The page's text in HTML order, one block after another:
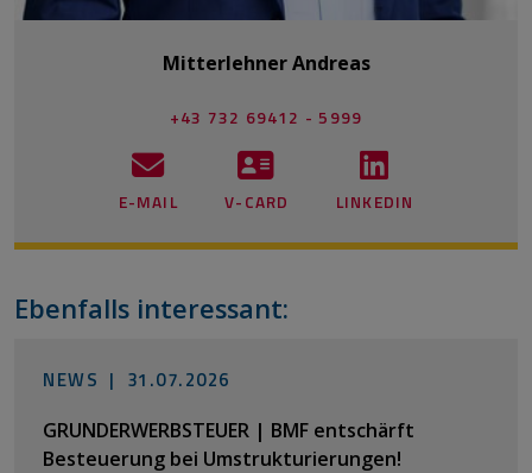
Mitterlehner Andreas
+43 732 69412 - 5999
E-MAIL V-CARD LINKEDIN
Ebenfalls interessant:
NEWS | 31.07.2026
GRUNDERWERBSTEUER | BMF entschärft
Besteuerung bei Umstrukturierungen!